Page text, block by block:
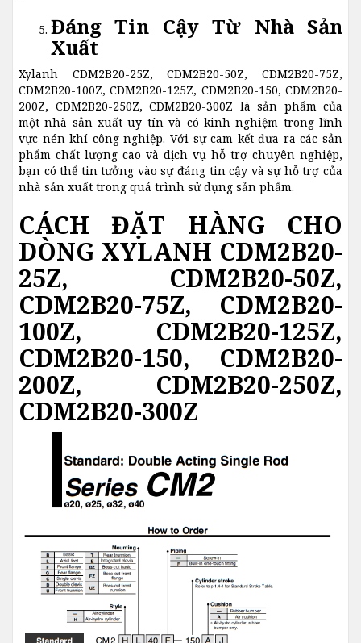
Đáng Tin Cậy Từ Nhà Sản
Xuất
Xylanh CDM2B20-25Z, CDM2B20-50Z, CDM2B20-75Z,
CDM2B20-100Z, CDM2B20-125Z, CDM2B20-150, CDM2B20-
200Z, CDM2B20-250Z, CDM2B20-300Z là sản phẩm của
một nhà sản xuất uy tín và có kinh nghiệm trong lĩnh
vực nén khí công nghiệp. Với sự cam kết đưa ra các sản
phẩm chất lượng cao và dịch vụ hỗ trợ chuyên nghiệp,
bạn có thể tin tưởng vào sự đáng tin cậy và sự hỗ trợ của
nhà sản xuất trong quá trình sử dụng sản phẩm.
CÁCH ĐẶT HÀNG CHO
DÒNG XYLANH CDM2B20-
25Z, CDM2B20-50Z,
CDM2B20-75Z, CDM2B20-
100Z, CDM2B20-125Z,
CDM2B20-150, CDM2B20-
200Z, CDM2B20-250Z,
CDM2B20-300Z